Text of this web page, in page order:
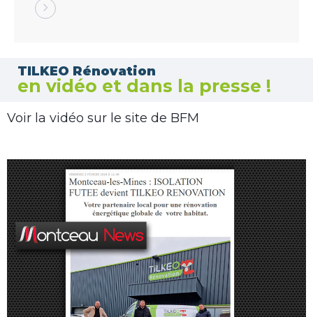
TILKEO Rénovation
en vidéo et dans la presse !
Voir la vidéo sur le site de BFM